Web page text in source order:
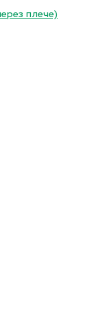
плече)